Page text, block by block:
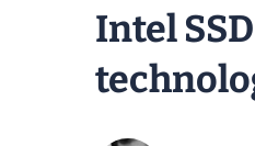
Intel